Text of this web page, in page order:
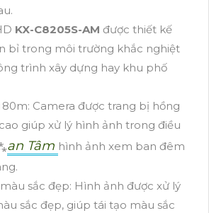
KX-C8205S-AM được thiết kế
bỉ trong môi trường khắc nghiệt
trình xây dựng hay khu phố
Camera được trang bị hồng
giúp xử lý hình ảnh trong điều
an Tâm hình ảnh xem ban đêm
sắc đẹp: Hình ảnh được xử lý
sắc đẹp, giúp tái tạo màu sắc